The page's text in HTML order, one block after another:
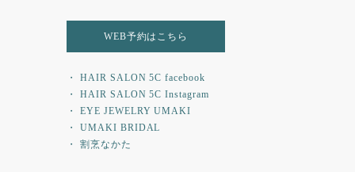
WEB予約はこちら
・ HAIR SALON 5C facebook
・ HAIR SALON 5C Instagram
・ EYE JEWELRY UMAKI
・ UMAKI BRIDAL
・ 割烹なかた